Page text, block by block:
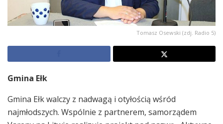
Tomasz Osewski (zdj. Radio 5)
Gmina Ełk
Gmina Ełk walczy z nadwagą i otyłością wśród
najmłodszych. Wspólnie z partnerem, samorządem